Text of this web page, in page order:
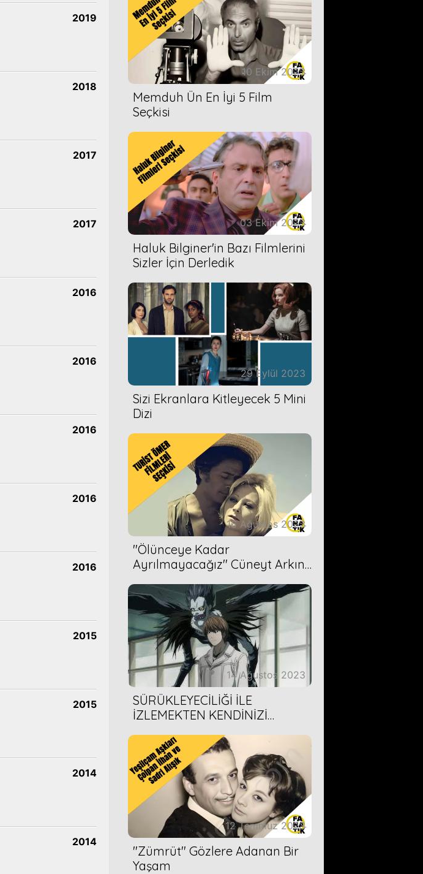
2019
2018
2017
2017
2016
2016
2016
2016
2016
2015
2015
2014
2014
10 Ekim 2023
Memduh Ün En İyi 5 Film
Seçkisi
03 Ekim 2023
Haluk Bilginer'in Bazı Filmlerini
Sizler İçin Derledik
29 Eylül 2023
Sizi Ekranlara Kitleyecek 5 Mini
Dizi
16 Ağustos 2023
''Ölünceye Kadar
Ayrılmayacağız'' Cüneyt Arkın-
14 Ağustos 2023
SÜRÜKLEYECİLİĞİ İLE
İZLEMEKTEN KENDİNİZİ
ÖNERİMİZ
12 Temmuz 2023
''Zümrüt'' Gözlere Adanan Bir
Yaşam